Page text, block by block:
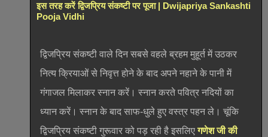
इस तरह करें द्विजप्रिय संकष्टी पर पूजा | Dwijapriya Sankashti
Pooja Vidhi
द्विजप्रिय संकष्टी वाले दिन सबसे वहले ब्रहम मुहूर्त में उठकर
नित्य क्रियाओं से निवृत्त होने के बाद अपने नहाने के पानी में
गंगाजल मिलाकर स्नान करें। स्नान करते पवित्र नदियों का
ध्यान करें। स्नान के बाद साफ-धुले हुए वस्त्र पहन ले। चूंकि
द्विजप्रिय संकष्टी गुरूवार को पड़ रही है इसलिएगणेश जी की